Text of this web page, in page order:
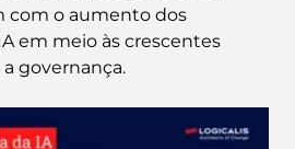
com o aumento dos
em meio às crescentes
governança.